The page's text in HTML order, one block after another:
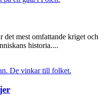
mest omfattande kriget och
historia....